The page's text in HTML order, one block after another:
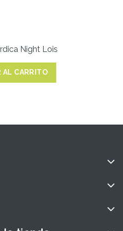
Night Lois
AL CARRITO